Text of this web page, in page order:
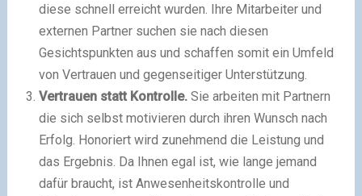
diese schnell erreicht wurden. Ihre Mitarbeiter und
externen Partner suchen sie nach diesen
Gesichtspunkten aus und schaffen somit ein Umfeld
von Vertrauen und gegenseitiger Unterstützung.
Vertrauen statt Kontrolle.Sie arbeiten mit Partnern
die sich selbst motivieren durch ihren Wunsch nach
Erfolg. Honoriert wird zunehmend die Leistung und
das Ergebnis. Da Ihnen egal ist, wie lange jemand
dafür braucht, ist Anwesenheitskontrolle und